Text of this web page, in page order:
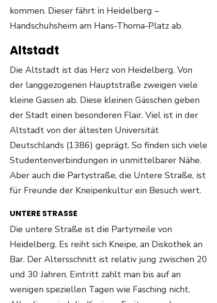
kommen. Dieser fährt in Heidelberg –
Handschuhsheim am Hans-Thoma-Platz ab.
Altstadt
Die Altstadt ist das Herz von Heidelberg. Von
der langgezogenen Hauptstraße zweigen viele
kleine Gassen ab. Diese kleinen Gässchen geben
der Stadt einen besonderen Flair. Viel ist in der
Altstadt von der ältesten Universität
Deutschlands (1386) geprägt. So finden sich viele
Studentenverbindungen in unmittelbarer Nähe.
Aber auch die Partystraße, die Untere Straße, ist
für Freunde der Kneipenkultur ein Besuch wert.
UNTERE STRASSE
Die untere Straße ist die Partymeile von
Heidelberg. Es reiht sich Kneipe, an Diskothek an
Bar. Der Altersschnitt ist relativ jung zwischen 20
und 30 Jahren. Eintritt zahlt man bis auf an
wenigen speziellen Tagen wie Fasching nicht.